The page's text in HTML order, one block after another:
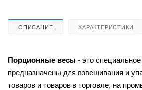
ОПИСАНИЕ ХАРАКТЕРИСТИКИ
Порционные весы - это специальное
предназначены для взвешивания и
товаров и товаров в торговле, на